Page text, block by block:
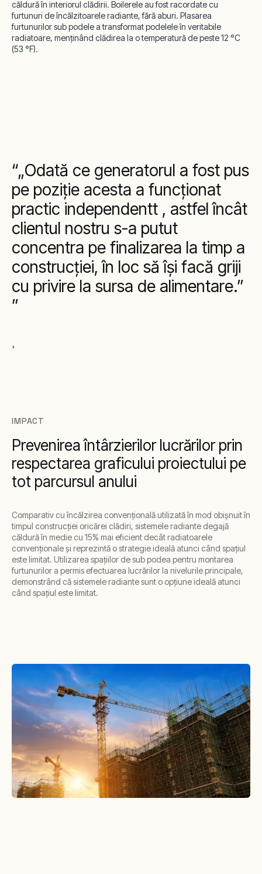
căldură în interiorul clădirii. Boilerele au fost racordate cu
furtunuri de încălzitoarele radiante, fără aburi. Plasarea
furtunurilor sub podele a transformat podelele în veritabile
radiatoare, menținând clădirea la o temperatură de peste 12 °C
(53 °F).
„Odată ce generatorul a fost pus
pe poziţie acesta a funcționat
practic independentt , astfel încât
clientul nostru s-a putut
concentra pe finalizarea la timp a
construcţiei, în loc să îşi facă griji
cu privire la sursa de alimentare.”
,
IMPACT
Prevenirea întârzierilor lucrărilor prin
respectarea graficului proiectului pe
tot parcursul anului
Comparativ cu încălzirea convențională utilizată în mod obișnuit în
timpul construcției oricărei clădiri, sistemele radiante degajă
căldură în medie cu 15% mai eficient decât radiatoarele
convenționale și reprezintă o strategie ideală atunci când spațiul
este limitat. Utilizarea spațiilor de sub podea pentru montarea
furtunurilor a permis efectuarea lucrărilor la nivelurile principale,
demonstrând că sistemele radiante sunt o opțiune ideală atunci
când spațiul este limitat.